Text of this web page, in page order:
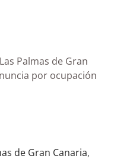
Palmas de Gran
por ocupación
de Gran Canaria,